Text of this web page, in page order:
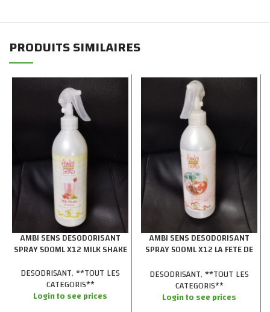
PRODUITS SIMILAIRES
AMBI SENS DESODORISANT
SPRAY 500ML X12 MILK SHAKE
DESODRISANT,**TOUT LES
CATEGORIS**
Login to see prices
AMBI SENS DESODORISANT
SPRAY 500ML X12 LA FETE DE
DESODRISANT,**TOUT LES
CATEGORIS**
Login to see prices